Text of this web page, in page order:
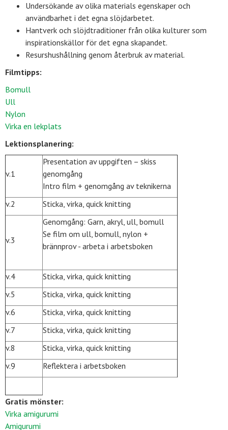
Undersökande av olika materials egenskaper och
användbarhet i det egna slöjd­arbetet.
Hantverk och slöjdtraditioner från olika kulturer som
inspirationskällor för det egna skapandet.
Resurshushållning genom återbruk av material.
Filmtipps:
Bomull
Ull
Nylon
Virka en lekplats
Lektionsplanering:
v.1
Presentation av uppgiften – skiss
genomgång
Intro film + genomgång av teknikerna
v.2
Sticka, virka, quick knitting
v.3
Genomgång: Garn, akryl, ull, bomull
Se film om ull, bomull, nylon +
brännprov - arbeta i arbetsboken
v.4
Sticka, virka, quick knitting
v.5
Sticka, virka, quick knitting
v.6
Sticka, virka, quick knitting
v.7
Sticka, virka, quick knitting
v.8
Sticka, virka, quick knitting
v.9
Reflektera i arbetsboken
Gratis mönster:
Virka amigurumi
Amigurumi